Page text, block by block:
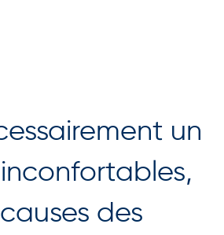
un
des